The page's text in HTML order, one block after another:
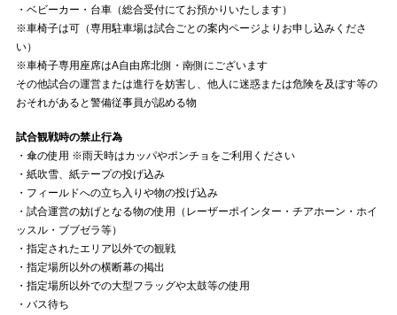
・ベビーカー・台車（総合受付にてお預かりいたします）
※車椅子は可（専用駐車場は試合ごとの案内ページよりお申し込みくださ
い）
※車椅子専用座席はA自由席北側・南側にございます
その他試合の運営または進行を妨害し、他人に迷惑または危険を及ぼす等の
おそれがあると警備従事員が認める物
試合観戦時の禁止行為
・傘の使用 ※雨天時はカッパやポンチョをご利用ください
・紙吹雪、紙テープの投げ込み
・フィールドへの立ち入りや物の投げ込み
・試合運営の妨げとなる物の使用（レーザーポインター・チアホーン・ホイ
ッスル・ブブゼラ等）
・指定されたエリア以外での観戦
・指定場所以外の横断幕の掲出
・指定場所以外での大型フラッグや太鼓等の使用
・バス待ち